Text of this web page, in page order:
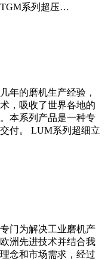
系列超压…
年的磨机生产经验，
，吸收了世界各地的
本系列产品是一种专
付。 LUM系列超细立
门为解决工业磨机产
洲先进技术并结合我
念和市场需求，经过